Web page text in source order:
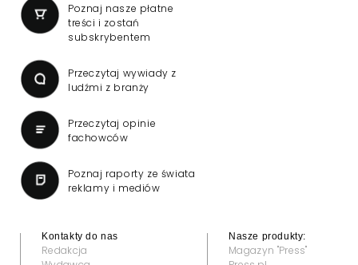
Poznaj nasze płatne
treści i zostań
subskrybentem
Przeczytaj wywiady z
ludźmi z branży
Przeczytaj opinie
fachowców
Poznaj raporty ze świata
reklamy i mediów
Kontakty do nas
Redakcja
Nasze produkty:
Magazyn "Press"